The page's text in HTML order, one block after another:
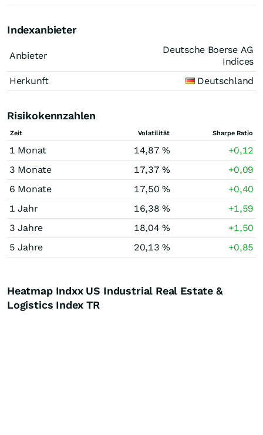
Indexanbieter
Anbieter
Deutsche Boerse AG
Indices
Herkunft
Deutschland
Risikokennzahlen
Zeit Volatilität Sharpe Ratio
1 Monat 14,87 %
+0,12
3 Monate
17,37 %
+0,09
6 Monate
17,50 %
+0,40
1 Jahr
16,38 %
+1,59
3 Jahre
18,04 %
+1,50
5 Jahre
20,13 % +0,85
Heatmap Indxx US Industrial Real Estate &
Logistics Index TR